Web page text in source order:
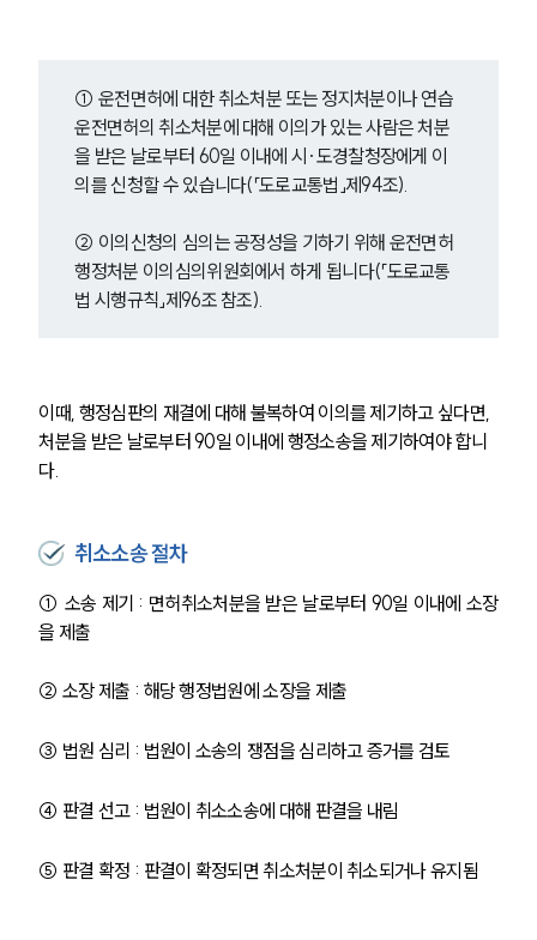
① 운전면허에 대한 취소처분 또는 정지처분이나 연습
운전면허의 취소처분에 대해 이의가 있는 사람은 처분
을 받은 날로부터 60일 이내에 시·도경찰청장에게 이
의를 신청할 수 있습니다(「도로교통법」제94조).
② 이의신청의 심의는 공정성을 기하기 위해 운전면허
행정처분 이의심의위원회에서 하게 됩니다(「도로교통
법 시행규칙」제96조 참조).
이때, 행정심판의 재결에 대해 불복하여 이의를 제기하고 싶다면,
처분을 받은 날로부터 90일 이내에 행정소송을 제기하여야 합니
다.
취소소송 절차
① 소송 제기 : 면허취소처분을 받은 날로부터 90일 이내에 소장
을 제출
② 소장 제출 : 해당 행정법원에 소장을 제출
③ 법원 심리 : 법원이 소송의 쟁점을 심리하고 증거를 검토
④ 판결 선고 : 법원이 취소소송에 대해 판결을 내림
⑤ 판결 확정 : 판결이 확정되면 취소처분이 취소되거나 유지됨